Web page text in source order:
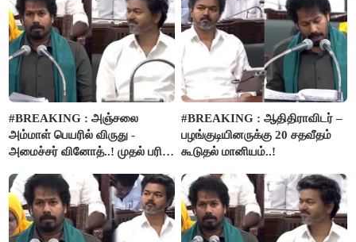
#BREAKING : அஞ்சலை
அம்மாள் பெயரில் விருது -
அமைச்சர் வினோத்..! முதல் பரிசு
#BREAKING : ஆதிதிராவிடர் –
பழங்குடியினருக்கு 20 சதவீதம்
கூடுதல் மானியம்..!